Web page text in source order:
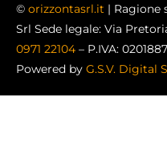
© orizzontasrl.it | Ragione
Srl Sede legale: Via
0971 22104 – P.IVA:
Powered by G.S.V. Digital